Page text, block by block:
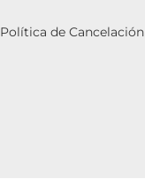
Política de Cancelación